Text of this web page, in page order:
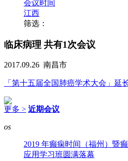
会议时间
江西
筛选：
临床病理 共有1次会议
2017.09.26 南昌市
「第十五届全国肺癌学术大会」延
更多 > 近期会议
os
2019 年癫痫时间（福州）暨
应用学习班圆满落幕